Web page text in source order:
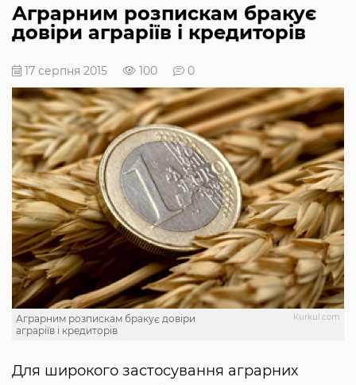
Аграрним розпискам бракує
довіри аграріїв і кредиторів
17 серпня 2015 100 0
Кurkul.com
Аграрним розпискам бракує довіри
аграріїв і кредиторів
Для широкого застосування аграрних